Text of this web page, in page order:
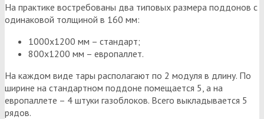
На практике востребованы два типовых размера поддонов с
одинаковой толщиной в 160 мм:
1000х1200 мм – стандарт;
800х1200 мм – европаллет.
На каждом виде тары располагают по 2 модуля в длину. По
ширине на стандартном поддоне помещается 5, а на
европаллете – 4 штуки газоблоков. Всего выкладывается 5
рядов.